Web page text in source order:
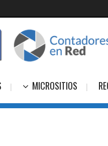
MICROSITIOS